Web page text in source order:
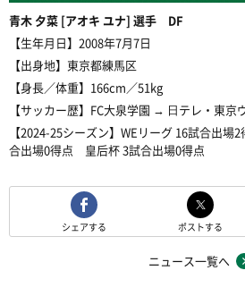
青木 夕菜 [アオキ ユナ] 選手 DF
【生年月日】2008年7月7日
【出身地】東京都練馬区
【身長／体重】166cm／51kg
【サッカー歴】FC大泉学園 → ⽇テレ・東京
【2024-25シーズン】WEリーグ 16試合出
合出場0得点 皇后杯 3試合出場0得点
シェアする ポストする
ニュース一覧へ